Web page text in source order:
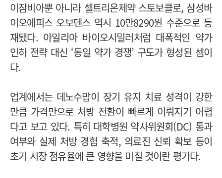
이잠비아뿐 아니라 셀트리온제약 스토보클로, 삼성바
이오에피스 오보덴스 역시 10만8290원 수준으로 등
재됐다. 아일리아 바이오시밀러처럼 대폭적인 약가
인하 전략 대신 ‘동일 약가 경쟁’ 구도가 형성된 셈이
다.
업계에서는 데노수맙이 장기 유지 치료 성격이 강한
만큼 가격만으로 처방 전환이 빠르게 이뤄지기 어렵
다고 보고 있다. 특히 대학병원 약사위원회(DC) 통과
여부와 실제 처방 경험 축적, 의료진 신뢰 확보 등이
초기 시장 점유율에 큰 영향을 미칠 것이란 평가다.